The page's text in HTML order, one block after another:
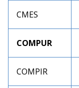
CMES
COMPUR
COMPIR